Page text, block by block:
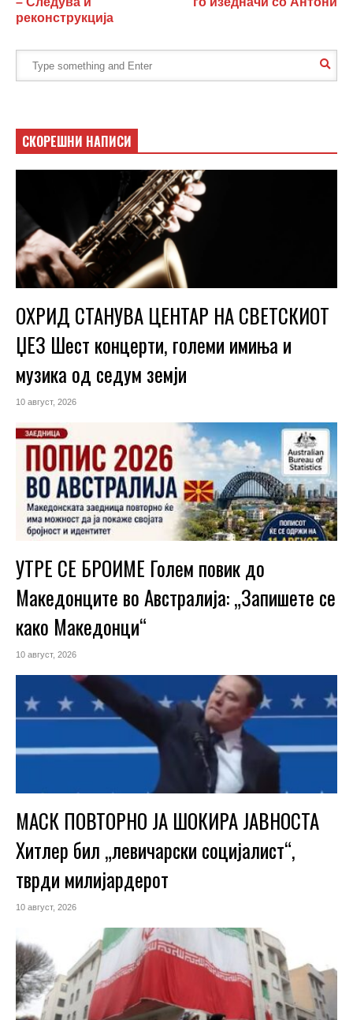
реконструкција
СКОРЕШНИ НАПИСИ
ОХРИД СТАНУВА ЦЕНТАР НА СВЕТСКИОТ
ЏЕЗ Шест концерти, големи имиња и
музика од седум земји
10 август, 2026
УТРЕ СЕ БРОИМЕ Голем повик до
Македонците во Австралија: „Запишете се
како Македонци“
10 август, 2026
МАСК ПОВТОРНО ЈА ШОКИРА ЈАВНОСТА
Хитлер бил „левичарски социјалист“,
тврди милијардерот
10 август, 2026